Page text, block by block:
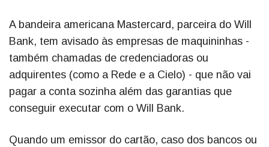
A bandeira americana Mastercard, parceira do Will
Bank, tem avisado às empresas de maquininhas -
também chamadas de credenciadoras ou
adquirentes (como a Rede e a Cielo) - que não vai
pagar a conta sozinha além das garantias que
conseguir executar com o Will Bank.
Quando um emissor do cartão, caso dos bancos ou